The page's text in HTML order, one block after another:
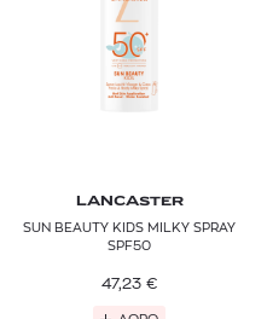
LANCASTER
SUN BEAUTY KIDS MILKY SPRAY
SPF50
47,23 €